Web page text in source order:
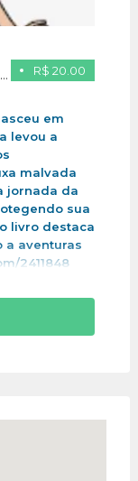
R$ 20.00
A menina que nasceu com o cabelo de ouro
em
levou a
malvada
jornada da
sua
livro destaca
a aventuras
2411848